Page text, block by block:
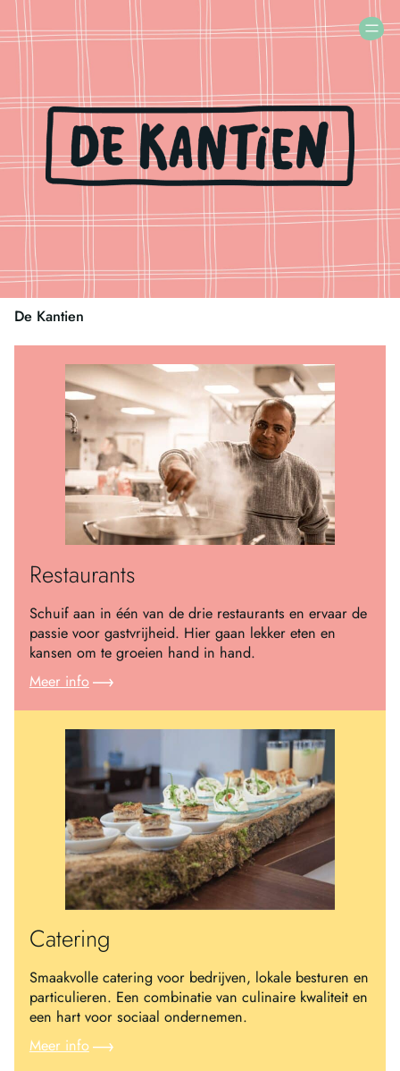
De Kantien
Restaurants
Schuif aan in één van de drie restaurants en ervaar de
passie voor gastvrijheid. Hier gaan lekker eten en
kansen om te groeien hand in hand.
Meer info
Catering
Smaakvolle catering voor bedrijven, lokale besturen en
particulieren. Een combinatie van culinaire kwaliteit en
een hart voor sociaal ondernemen.
Meer info